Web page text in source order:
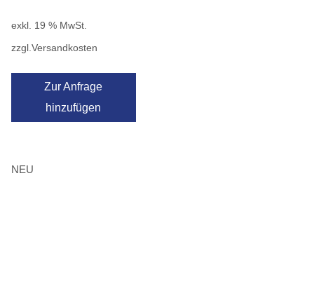
exkl. 19 % MwSt.
zzgl.Versandkosten
Zur Anfrage
hinzufügen
NEU